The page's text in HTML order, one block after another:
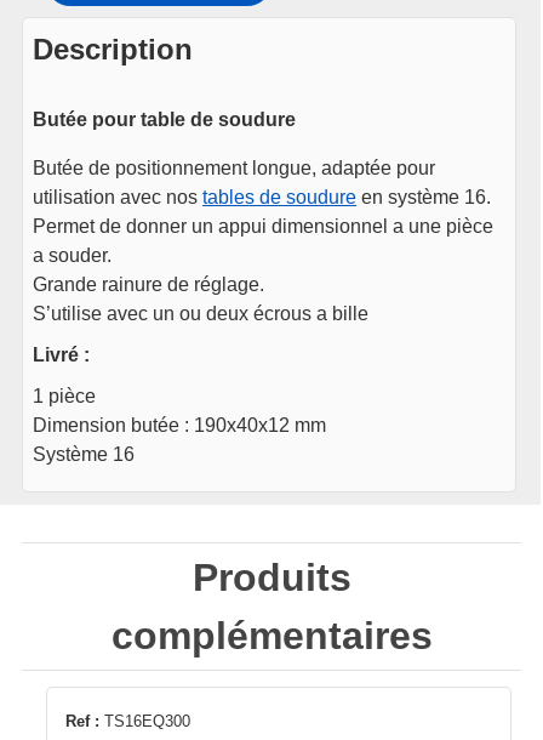
Description
Butée pour table de soudure
Butée de positionnement longue, adaptée pour
utilisation avec nostables de soudure en système 16.
Permet de donner un appui dimensionnel a une pièce
a souder.
Grande rainure de réglage.
S’utilise avec un ou deux écrous a bille
Livré :
1 pièce
Dimension butée : 190x40x12 mm
Système 16
Produits
complémentaires
Ref : TS16EQ300